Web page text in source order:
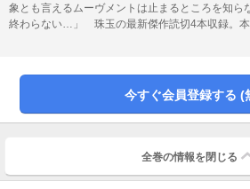
象とも言えるムーヴメントは止まるところを知
終わらない…」 珠玉の最新傑作読切4本収録。
今すぐ会員登録する (
全巻の情報を 閉じる